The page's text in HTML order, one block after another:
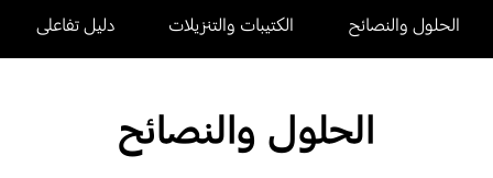
الحلول والنصائح الكتيبات والتنزيلات دليل تفاعلى
الحلول والنصائح